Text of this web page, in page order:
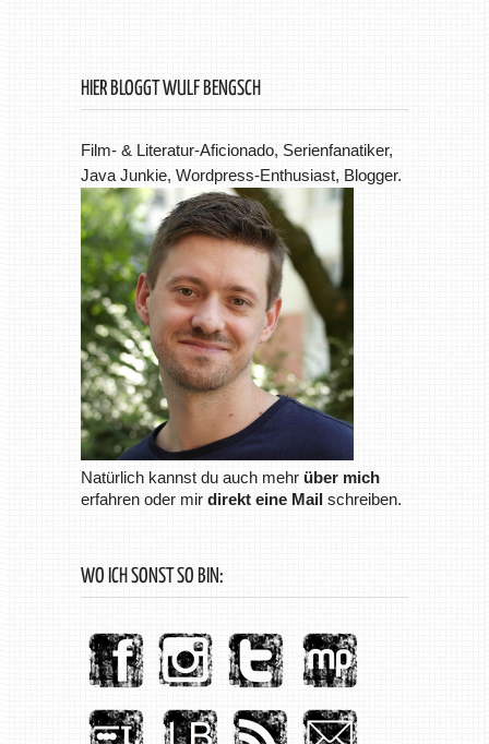
HIER BLOGGT WULF BENGSCH
Film- & Literatur-Aficionado, Serienfanatiker,
Java Junkie, Wordpress-Enthusiast, Blogger.
Natürlich kannst du auch mehr über mich
erfahren oder mir direkt eine Mailschreiben.
WO ICH SONST SO BIN: